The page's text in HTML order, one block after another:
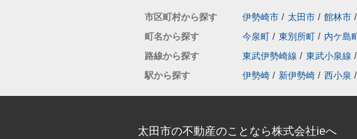
市区町村から探す 伊勢崎市 / 太田市 / 館林市 /
町名から探す
今泉町 / 東別所町 / 内ケ島
路線から探す
東武伊勢崎線 / 東武小泉線 /
駅から探す
伊勢崎 / 新伊勢崎 / 西小泉 /
太田市の不動産のことなら株式会社ieへ